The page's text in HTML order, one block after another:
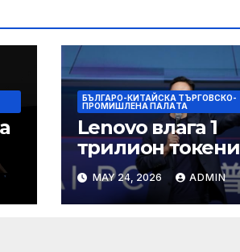
БЪЛГАРО-КИТАЙСКА ТЪРГОВСКО-
ПРОМИШЛЕНА ПАЛAТА
Lenovo влага 1
трилион токени
изчислителна
мощност в AI
екосистемата
MAY 24, 2026 ADMIN